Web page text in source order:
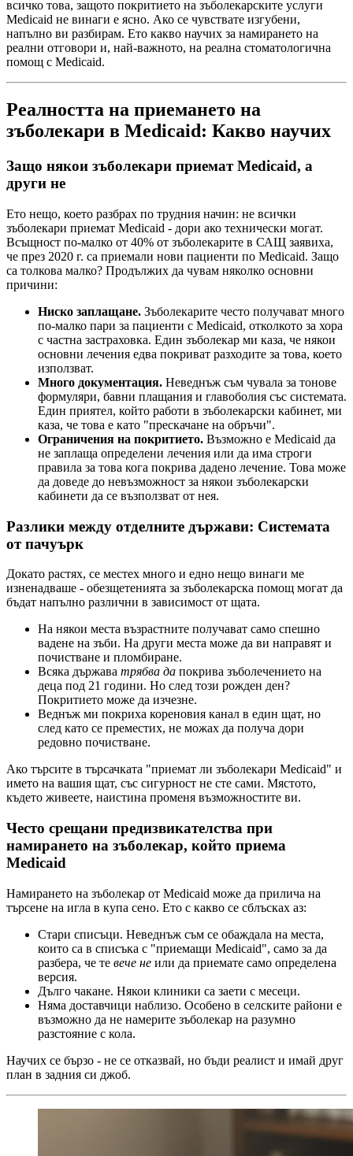
всичко това, защото покритието на зъболекарските услуги
Medicaid не винаги е ясно. Ако се чувствате изгубени,
напълно ви разбирам. Ето какво научих за намирането на
реални отговори и, най-важното, на реална стоматологична
помощ с Medicaid.
Реалността на приемането на
зъболекари в Medicaid: Какво научих
Защо някои зъболекари приемат Medicaid, а
други не
Ето нещо, което разбрах по трудния начин: не всички
зъболекари приемат Medicaid - дори ако технически могат.
Всъщност по-малко от 40% от зъболекарите в САЩ заявиха,
че през 2020 г. са приемали нови пациенти по Medicaid. Защо
са толкова малко? Продължих да чувам няколко основни
причини:
Ниско заплащане. Зъболекарите често получават много
по-малко пари за пациенти с Medicaid, отколкото за хора
с частна застраховка. Един зъболекар ми каза, че някои
основни лечения едва покриват разходите за това, което
използват.
Много документация. Неведнъж съм чувала за тонове
формуляри, бавни плащания и главоболия със системата.
Един приятел, който работи в зъболекарски кабинет, ми
каза, че това е като "прескачане на обръчи".
Ограничения на покритието. Възможно е Medicaid да
не заплаща определени лечения или да има строги
правила за това кога покрива дадено лечение. Това може
да доведе до невъзможност за някои зъболекарски
кабинети да се възползват от нея.
Разлики между отделните държави: Системата
от пачуърк
Докато растях, се местех много и едно нещо винаги ме
изненадваше - обезщетенията за зъболекарска помощ могат да
бъдат напълно различни в зависимост от щата.
На някои места възрастните получават само спешно
вадене на зъби. На други места може да ви направят и
почистване и пломбиране.
Всяка държава трябва да покрива зъболечението на
деца под 21 години. Но след този рожден ден?
Покритието може да изчезне.
Веднъж ми покриха кореновия канал в един щат, но
след като се преместих, не можах да получа дори
редовно почистване.
Ако търсите в търсачката "приемат ли зъболекари Medicaid" и
името на вашия щат, със сигурност не сте сами. Мястото,
където живеете, наистина променя възможностите ви.
Често срещани предизвикателства при
намирането на зъболекар, който приема
Medicaid
Намирането на зъболекар от Medicaid може да прилича на
търсене на игла в купа сено. Ето с какво се сблъсках аз:
Стари списъци. Неведнъж съм се обаждала на места,
които са в списъка с "приемащи Medicaid", само за да
разбера, че те вече не или да приемате само определена
версия.
Дълго чакане. Някои клиники са заети с месеци.
Няма доставчици наблизо. Особено в селските райони е
възможно да не намерите зъболекар на разумно
разстояние с кола.
Научих се бързо - не се отказвай, но бъди реалист и имай друг
план в задния си джоб.